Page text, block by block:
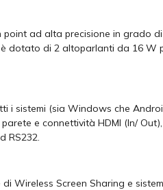
ad alta precisione in grado
dotato di 2 altoparlanti da 16 W
i sistemi (sia Windows che
e connettività HDMI (In/ Out),
RS232.
Wireless Screen Sharing e